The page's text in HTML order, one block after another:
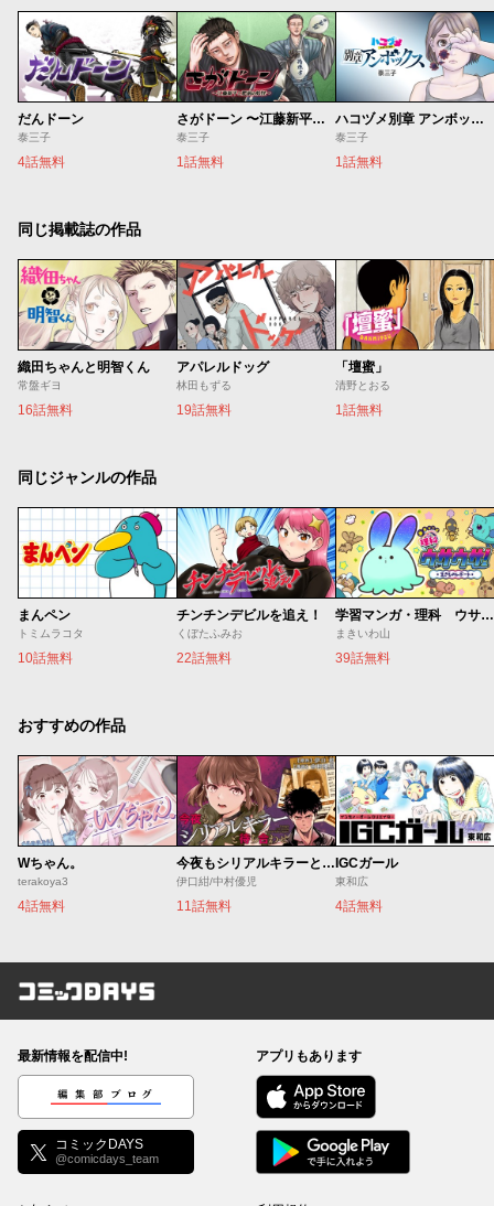
だんドーン
泰三子
4話無料
さがドーン 〜江藤新平と肥前の妖怪〜
泰三子
1話無料
ハコヅメ別章 アンボックス
泰三子
1話無料
同じ掲載誌の作品
織田ちゃんと明智くん
常盤ギヨ
16話無料
アパレルドッグ
林田もずる
19話無料
「壇蜜」
清野とおる
1話無料
同じジャンルの作品
まんペン
トミムラコタ
10話無料
チンチンデビルを追え！
くぼたふみお
22話無料
学習マンガ・理科 ウサウサ！
まきいわ山
39話無料
おすすめの作品
Wちゃん。
terakoya3
4話無料
今夜もシリアルキラーと待ち合わせ
伊口紺/中村優児
11話無料
IGCガール
東和広
4話無料
コミックDAYS
最新情報を配信中!
編集部ブログ
コミックDAYS
@comicdays_team
アプリもあります